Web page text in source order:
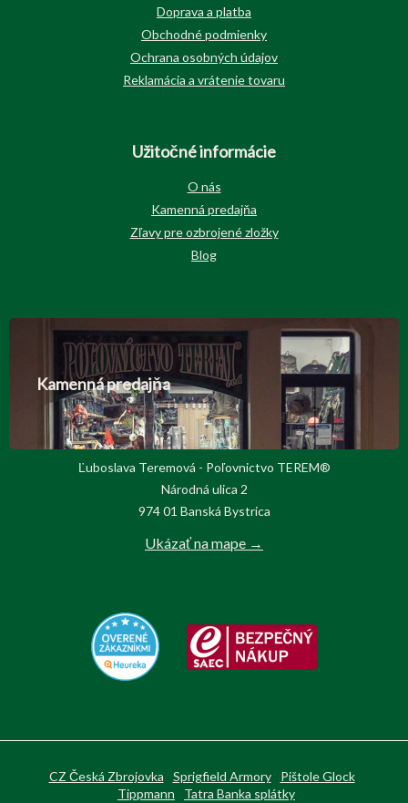
Doprava a platba
Obchodné podmienky
Ochrana osobných údajov
Reklamácia a vrátenie tovaru
Užitočné informácie
O nás
Kamenná predajňa
Zľavy pre ozbrojené zložky
Blog
Kamenná predajňa
Ľuboslava Teremová - Poľovnictvo TEREM®
Národná ulica 2
974 01 Banská Bystrica
Ukázať na mape →
CZ Česká Zbrojovka Sprigfield Armory
Pištole Glock
Tippmann
Tatra Banka splátky